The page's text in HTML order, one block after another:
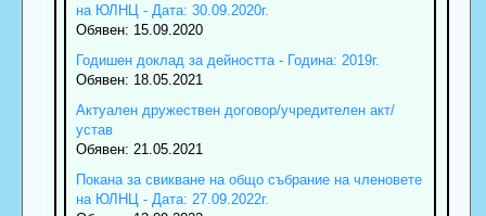
на ЮЛНЦ - Дата: 30.09.2020г.
Обявен: 15.09.2020
Годишен доклад за дейността - Година: 2019г.
Обявен: 18.05.2021
Актуален дружествен договор/учредителен акт/
устав
Обявен: 21.05.2021
Покана за свикване на общо събрание на членовете
на ЮЛНЦ - Дата: 27.09.2022г.